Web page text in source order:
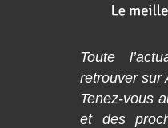
Toute
retrouver sur
Tenez-vous
et des